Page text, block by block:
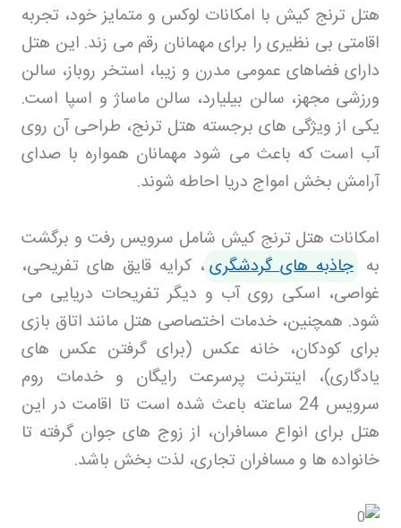
هتل ترنج کیش با امکانات لوکس و متمایز خود، تجربه
اقامتی بی نظیری را برای مهمانان رقم می زند. این هتل
دارای فضاهای عمومی مدرن و زیبا، استخر روباز، سالن
ورزشی مجهز، سالن بیلیارد، سالن ماساژ و اسپا است.
یکی از ویژگی های برجسته هتل ترنج، طراحی آن روی
آب است که باعث می شود مهمانان همواره با صدای
آرامش بخش امواج دریا احاطه شوند.
امکانات هتل ترنج کیش شامل سرویس رفت و برگشت
به جاذبه های گردشگری، کرایه قایق های تفریحی،
غواصی، اسکی روی آب و دیگر تفریحات دریایی می
شود. همچنین، خدمات اختصاصی هتل مانند اتاق بازی
برای کودکان، خانه عکس (برای گرفتن عکس های
یادگاری)، اینترنت پرسرعت رایگان و خدمات روم
سرویس 24 ساعته باعث شده است تا اقامت در این
هتل برای انواع مسافران، از زوج های جوان گرفته تا
خانواده ها و مسافران تجاری، لذت بخش باشد.